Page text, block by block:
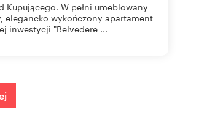
Kupującego. W pełni umeblowany
elegancko wykończony apartament
inwestycji "Belvedere ...